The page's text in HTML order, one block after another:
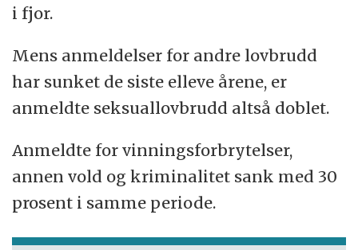
i fjor.
Mens anmeldelser for andre lovbrudd
har sunket de siste elleve årene, er
anmeldte seksuallovbrudd altså doblet.
Anmeldte for vinningsforbrytelser,
annen vold og kriminalitet sank med 30
prosent i samme periode.